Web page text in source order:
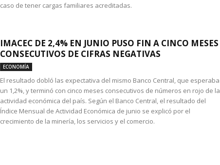
caso de tener cargas familiares acreditadas.
IMACEC DE 2,4% EN JUNIO PUSO FIN A CINCO MESES
CONSECUTIVOS DE CIFRAS NEGATIVAS
ECONOMÍA
El resultado dobló las expectativa del mismo Banco Central, que esperaba
un 1,2%, y terminó con cinco meses consecutivos de números en rojo de la
actividad económica del país. Según el Banco Central, el resultado del
Índice Mensual de Actividad Económica de junio se explicó por el
crecimiento de la minería, los servicios y el comercio.